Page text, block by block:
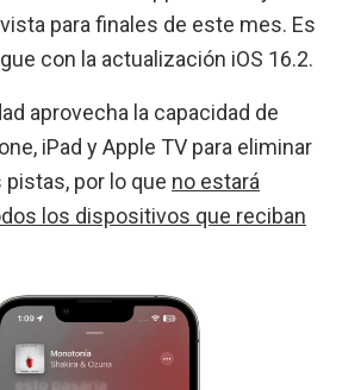
para finales de este mes. Es
con la actualización iOS 16.2.
aprovecha la capacidad de
iPad y Apple TV para eliminar
pistas, por lo que no estará
los dispositivos que reciban